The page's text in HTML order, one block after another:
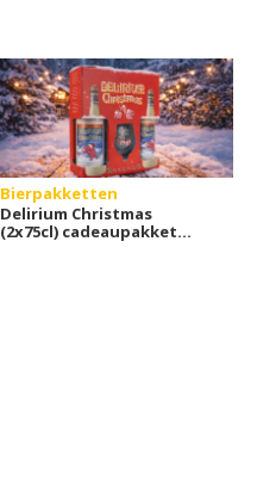
Bierpakketten
Delirium Christmas
(2x75cl) cadeaupakket